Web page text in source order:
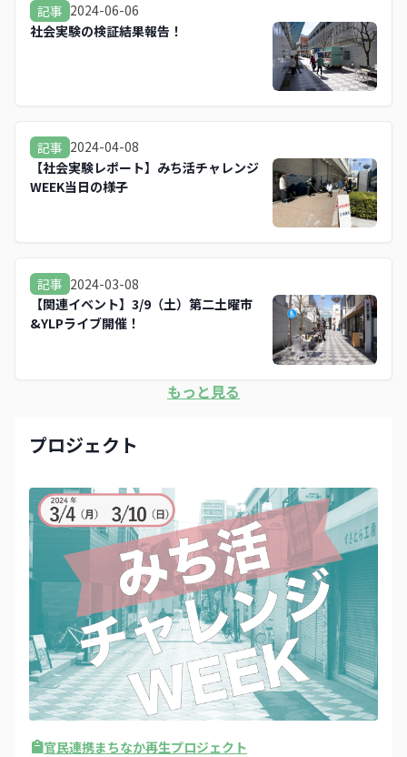
記事 2024-06-06
社会実験の検証結果報告！
記事 2024-04-08
【社会実験レポート】みち活チャレンジ
WEEK当日の様子
記事 2024-03-08
【関連イベント】3/9（土）第二土曜市
&YLPライブ開催！
もっと見る
プロジェクト
官民連携まちなか再生プロジェクト